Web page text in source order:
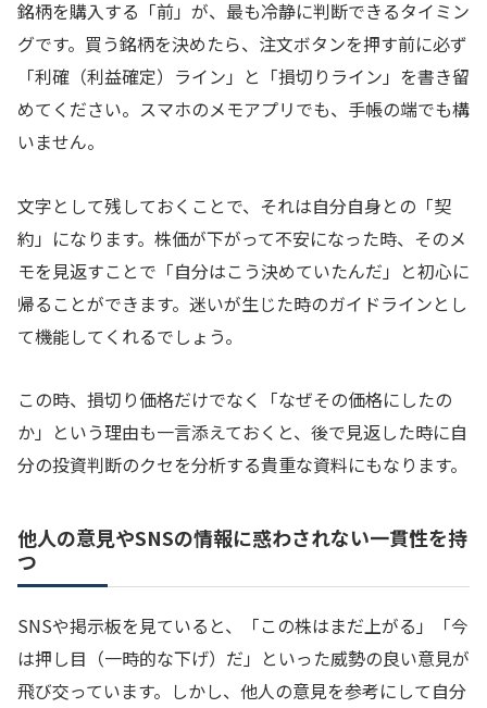
銘柄を購入する「前」が、最も冷静に判断できるタイミン
グです。買う銘柄を決めたら、注文ボタンを押す前に必ず
「利確（利益確定）ライン」と「損切りライン」を書き留
めてください。スマホのメモアプリでも、手帳の端でも構
いません。
文字として残しておくことで、それは自分自身との「契
約」になります。株価が下がって不安になった時、そのメ
モを見返すことで「自分はこう決めていたんだ」と初心に
帰ることができます。迷いが生じた時のガイドラインとし
て機能してくれるでしょう。
この時、損切り価格だけでなく「なぜその価格にしたの
か」という理由も一言添えておくと、後で見返した時に自
分の投資判断のクセを分析する貴重な資料にもなります。
他人の意見やSNSの情報に惑わされない一貫性を持
つ
SNSや掲示板を見ていると、「この株はまだ上がる」「今
は押し目（一時的な下げ）だ」といった威勢の良い意見が
飛び交っています。しかし、他人の意見を参考にして自分